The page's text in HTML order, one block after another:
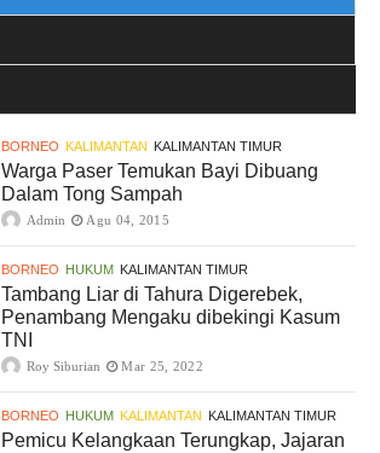
BORNEO KALIMANTAN KALIMANTAN TIMUR
Warga Paser Temukan Bayi Dibuang
Dalam Tong Sampah
Admin Agu 04, 2015
BORNEO HUKUM KALIMANTAN TIMUR
Tambang Liar di Tahura Digerebek,
Penambang Mengaku dibekingi Kasum
TNI
Roy Siburian Mar 25, 2022
BORNEO HUKUM KALIMANTAN KALIMANTAN TIMUR
Pemicu Kelangkaan Terungkap, Jajaran